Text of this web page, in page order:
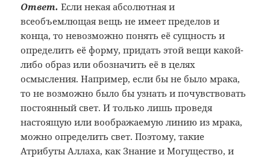
Ответ. Если некая абсолютная и
всеобъемлющая вещь не имеет пределов и
конца, то невозможно понять её сущность и
определить её форму, придать этой вещи какой-
либо образ или обозначить её в целях
осмысления. Например, если бы не было мрака,
то не возможно было бы узнать и почувствовать
постоянный свет. И только лишь проведя
настоящую или воображаемую линию из мрака,
можно определить свет. Поэтому, такие
Атрибуты Аллаха, как Знание и Могущество, и